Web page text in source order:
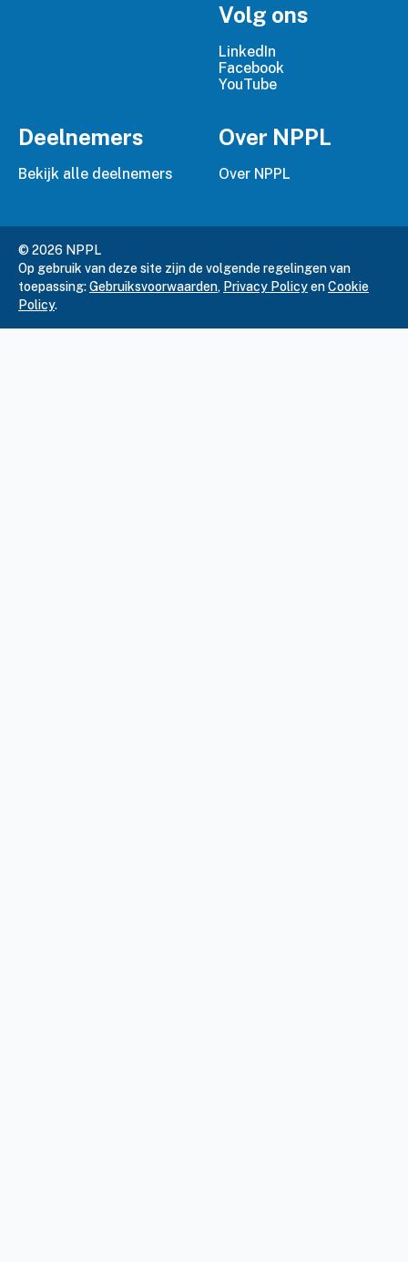
Volg ons
LinkedIn
Facebook
YouTube
Deelnemers
Bekijk alle deelnemers
Over NPPL
Over NPPL
© 2026 NPPL
Op gebruik van deze site zijn de volgende regelingen van
toepassing:Gebruiksvoorwaarden, Privacy PolicyenCookie
Policy.